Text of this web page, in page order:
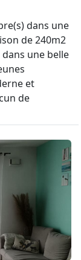
dans une
de 240m2
une belle
et
de